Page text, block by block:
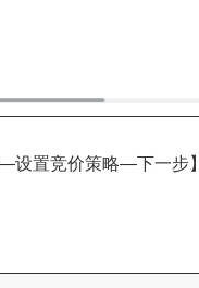
设置竞价策略—下一步】